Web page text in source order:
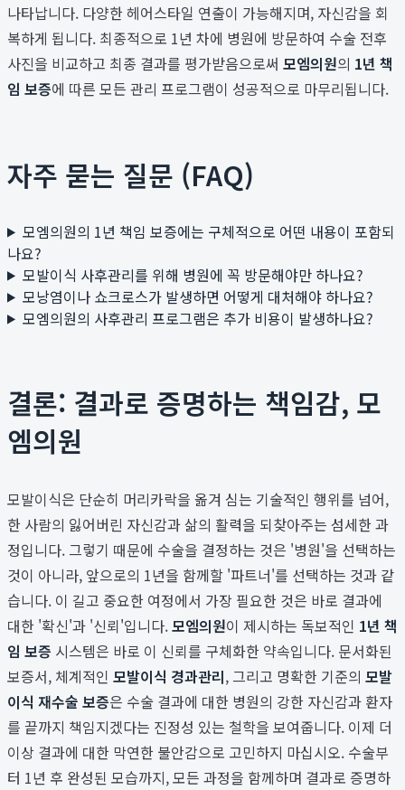
나타납니다. 다양한 헤어스타일 연출이 가능해지며, 자신감을 회
복하게 됩니다. 최종적으로 1년 차에 병원에 방문하여 수술 전후
사진을 비교하고 최종 결과를 평가받음으로써 모엠의원의 1년 책
임 보증에 따른 모든 관리 프로그램이 성공적으로 마무리됩니다.
자주 묻는 질문 (FAQ)
모엠의원의 1년 책임 보증에는 구체적으로 어떤 내용이 포함되
나요?
모발이식 사후관리를 위해 병원에 꼭 방문해야만 하나요?
모낭염이나 쇼크로스가 발생하면 어떻게 대처해야 하나요?
모엠의원의 사후관리 프로그램은 추가 비용이 발생하나요?
결론: 결과로 증명하는 책임감, 모
엠의원
모발이식은 단순히 머리카락을 옮겨 심는 기술적인 행위를 넘어,
한 사람의 잃어버린 자신감과 삶의 활력을 되찾아주는 섬세한 과
정입니다. 그렇기 때문에 수술을 결정하는 것은 '병원'을 선택하는
것이 아니라, 앞으로의 1년을 함께할 '파트너'를 선택하는 것과 같
습니다. 이 길고 중요한 여정에서 가장 필요한 것은 바로 결과에
대한 '확신'과 '신뢰'입니다.모엠의원이 제시하는 독보적인 1년 책
임 보증 시스템은 바로 이 신뢰를 구체화한 약속입니다. 문서화된
보증서, 체계적인 모발이식 경과관리, 그리고 명확한 기준의 모발
이식 재수술 보증은 수술 결과에 대한 병원의 강한 자신감과 환자
를 끝까지 책임지겠다는 진정성 있는 철학을 보여줍니다. 이제 더
이상 결과에 대한 막연한 불안감으로 고민하지 마십시오. 수술부
터 1년 후 완성된 모습까지, 모든 과정을 함께하며 결과로 증명하